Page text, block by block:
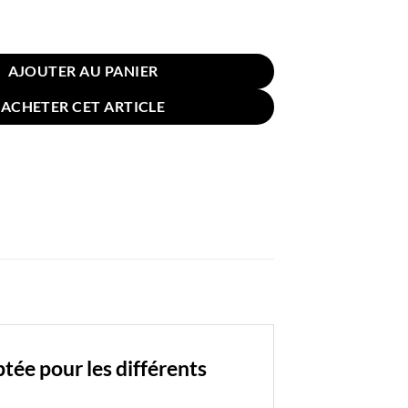
AJOUTER AU PANIER
ACHETER CET ARTICLE
pour les différents